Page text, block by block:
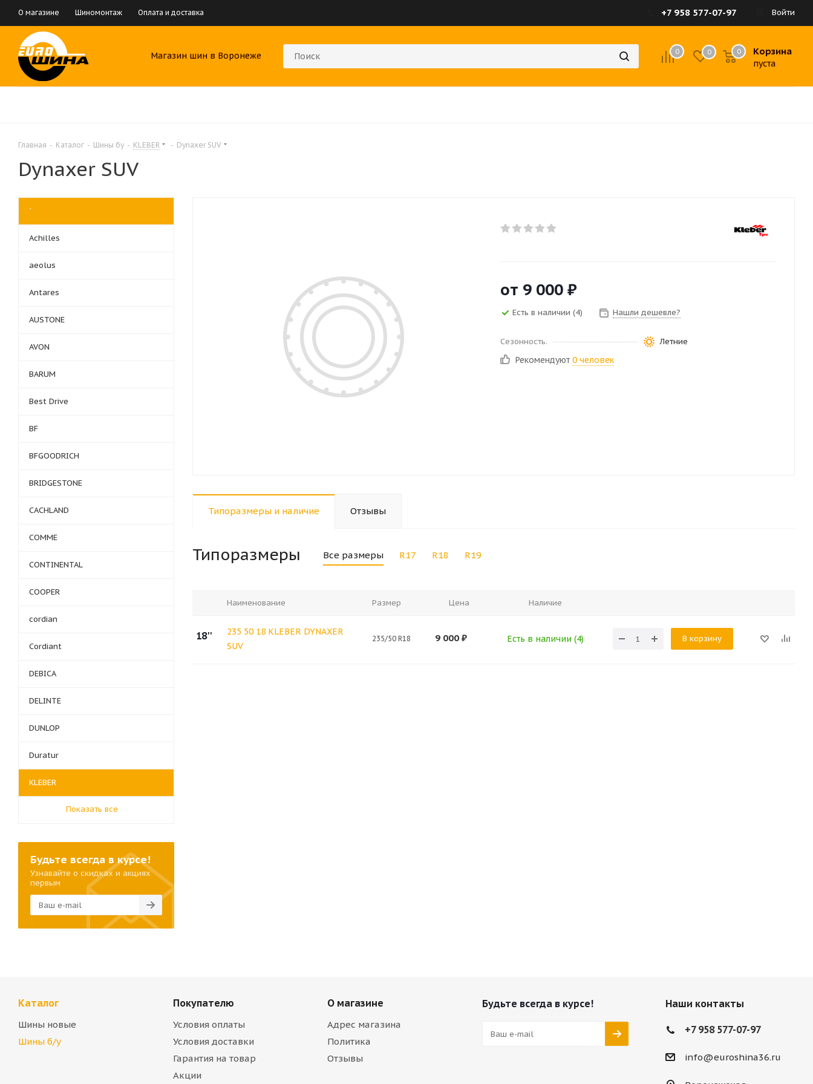
О магазине Шиномонтаж Оплата и доставка Войти
+7 958 577-07-97
Магазин шин в Воронеже 0 0 Корзина
пуста
0
Главная - Каталог - Шины бу - KLEBER - Dynaxer SUV
Dynaxer SUV
от 9 000 ₽
Есть в наличии (4) Нашли дешевле?
Сезонность. Летние
Рекомендуют 0 человек
Типоразмеры и наличие Отзывы
Типоразмеры Все размеры R17 R18 R19
Наименование Размер Цена Наличие
18''
235 50 18 KLEBER DYNAXER
SUV
235/50 R18 9 000 ₽ Есть в наличии (4) В корзину
`
Achilles
aeolus
Antares
AUSTONE
AVON
BARUM
Best Drive
BF
BFGOODRICH
BRIDGESTONE
CACHLAND
COMME
CONTINENTAL
COOPER
cordian
Cordiant
DEBICA
DELINTE
DUNLOP
Duratur
KLEBER
Показать все
Будьте всегда в курсе!
Узнавайте о скидках и акциях
первым
Каталог
Шины новые
Шины б/у
Покупателю
Условия оплаты
Условия доставки
Гарантия на товар
Акции
О магазине
Адрес магазина
Политика
Отзывы
Будьте всегда в курсе! Наши контакты
+7 958 577-07-97
info@euroshina36.ru